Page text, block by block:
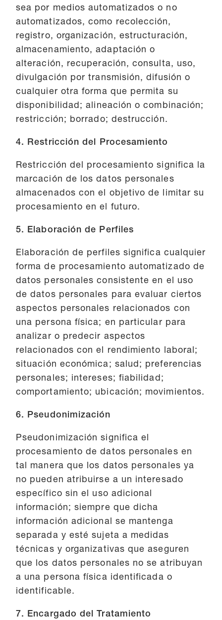
sea por medios automatizados o no
automatizados, como recolección,
registro, organización, estructuración,
almacenamiento, adaptación o
alteración, recuperación, consulta, uso,
divulgación por transmisión, difusión o
cualquier otra forma que permita su
disponibilidad; alineación o combinación;
restricción; borrado; destrucción.
4. Restricción del Procesamiento
Restricción del procesamiento significa la
marcación de los datos personales
almacenados con el objetivo de limitar su
procesamiento en el futuro.
5. Elaboración de Perfiles
Elaboración de perfiles significa cualquier
forma de procesamiento automatizado de
datos personales consistente en el uso
de datos personales para evaluar ciertos
aspectos personales relacionados con
una persona física; en particular para
analizar o predecir aspectos
relacionados con el rendimiento laboral;
situación económica; salud; preferencias
personales; intereses; fiabilidad;
comportamiento; ubicación; movimientos.
6. Pseudonimización
Pseudonimización significa el
procesamiento de datos personales en
tal manera que los datos personales ya
no pueden atribuirse a un interesado
específico sin el uso adicional
información; siempre que dicha
información adicional se mantenga
separada y esté sujeta a medidas
técnicas y organizativas que aseguren
que los datos personales no se atribuyan
a una persona física identificada o
identificable.
7. Encargado del Tratamiento